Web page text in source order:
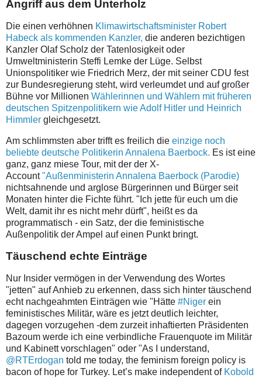
Angriff aus dem Unterholz
Die einen verhöhnen Klimawirtschaftsminister Robert
Habeck als kommenden Kanzler, die anderen bezichtigen
Kanzler Olaf Scholz der Tatenlosigkeit oder
Umweltministerin Steffi Lemke der Lüge. Selbst
Unionspolitiker wie Friedrich Merz, der mit seiner CDU fest
zur Bundesregierung steht, wird verleumdet und auf großer
Bühne vor Millionen Wählerinnen und Wählern mit früheren
deutschen Spitzenpolitikern wie Adolf Hitler und Heinrich
Himmler gleichgesetzt.
Am schlimmsten aber trifft es freilich die einzige noch
beliebte deutsche Politikerin Annalena Baerbock. Es ist eine
ganz, ganz miese Tour, mit der der X-
Account"Außenministerin Annalena Baerbock (Parodie)
nichtsahnende und arglose Bürgerinnen und Bürger seit
Monaten hinter die Fichte führt. "Ich jette für euch um die
Welt, damit ihr es nicht mehr dürft", heißt es da
programmatisch - ein Satz, der die feministische
Außenpolitik der Ampel auf einen Punkt bringt.
Täuschend echte Einträge
Nur Insider vermögen in der Verwendung des Wortes
"jetten" auf Anhieb zu erkennen, dass sich hinter täuschend
echt nachgeahmten Einträgen wie "Hätte #Niger ein
feministisches Militär, wäre es jetzt deutlich leichter,
dagegen vorzugehen -dem zurzeit inhaftierten Präsidenten
Bazoum werde ich eine verbindliche Frauenquote im Militär
und Kabinett vorschlagen" oder "As I understand,
@RTErdogan told me today, the feminism foreign policy is
bacon of hope for Turkey. Let’s make independent of Kobold